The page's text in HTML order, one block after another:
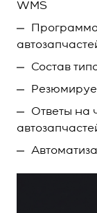
WMS
Состав
Ответы на